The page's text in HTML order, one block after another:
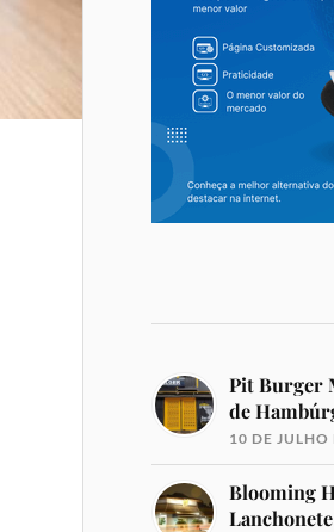
Pit Burger
de
10 DE JULHO
Blooming